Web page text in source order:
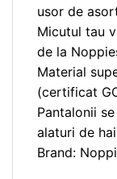
usor de
Micutul tau
de la
Material
(certificat
Pantalonii
alaturi de
Brand: